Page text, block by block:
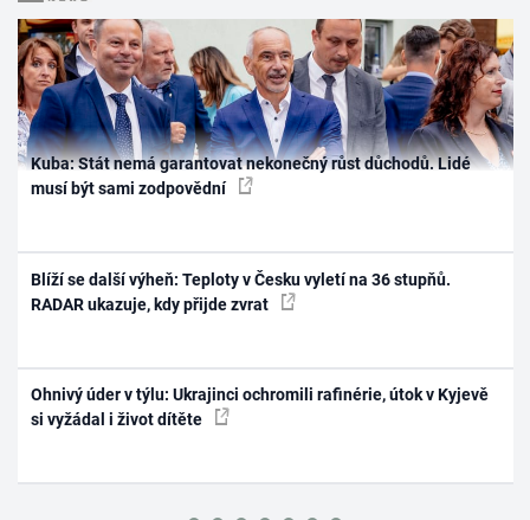
Kuba: Stát nemá garantovat nekonečný růst důchodů. Lidé
musí být sami zodpovědní
Blíží se další výheň: Teploty v Česku vyletí na 36 stupňů.
RADAR ukazuje, kdy přijde zvrat
Ohnivý úder v týlu: Ukrajinci ochromili rafinérie, útok v Kyjevě
si vyžádal i život dítěte